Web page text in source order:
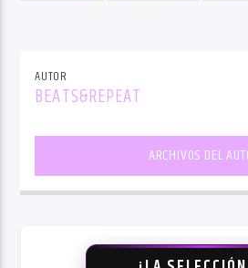
AUTOR
BEATS&REPEAT
ARCHIVOS DEL